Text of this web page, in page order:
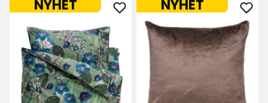
anmeldelser
NYHET
Legg
Sengesett
Micro
i
favoritter
NYHET
til